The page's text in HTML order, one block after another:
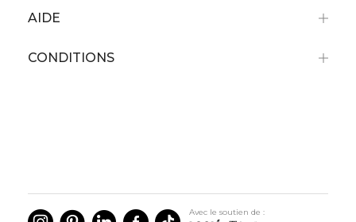
AIDE
CONDITIONS
Avec le soutien de :